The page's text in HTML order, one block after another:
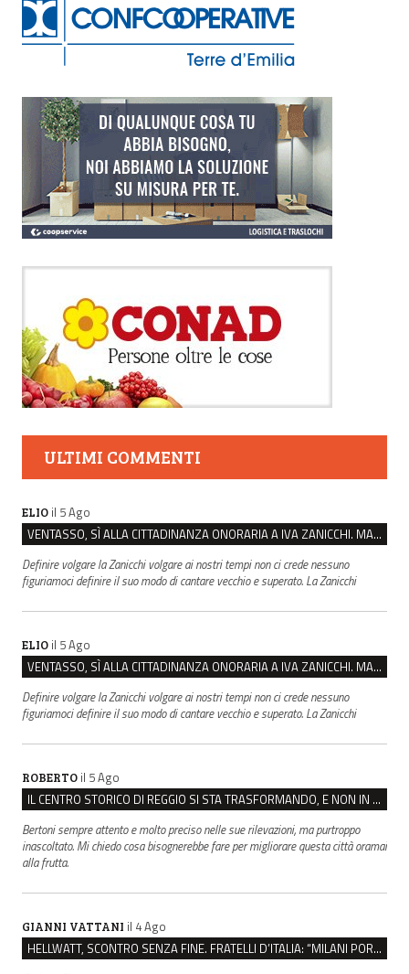
ULTIMI COMMENTI
ELIO il 5 Ago
VENTASSO, SÌ ALLA CITTADINANZA ONORARIA A IVA ZANICCHI. MA BARGIACCHI: “È DI PESSIMO GUSTO”
Definire volgare la Zanicchi volgare ai nostri tempi non ci crede nessuno
figuriamoci definire il suo modo di cantare vecchio e superato. La Zanicchi
ELIO il 5 Ago
VENTASSO, SÌ ALLA CITTADINANZA ONORARIA A IVA ZANICCHI. MA BARGIACCHI: “È DI PESSIMO GUSTO”
Definire volgare la Zanicchi volgare ai nostri tempi non ci crede nessuno
figuriamoci definire il suo modo di cantare vecchio e superato. La Zanicchi
ROBERTO il 5 Ago
IL CENTRO STORICO DI REGGIO SI STA TRASFORMANDO, E NON IN MEGLIO
Bertoni sempre attento e molto preciso nelle sue rilevazioni, ma purtroppo
inascoltato. Mi chiedo cosa bisognerebbe fare per migliorare questa città oramai
alla frutta.
GIANNI VATTANI il 4 Ago
HELLWATT, SCONTRO SENZA FINE. FRATELLI D’ITALIA: “MILANI PORTA DOCUMENTI, DE FRANCO INSULTI”